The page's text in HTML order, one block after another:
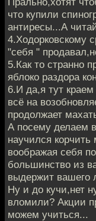
что купили
антиресы...А
4.Ходорковскому
"себя "
5.Как то странно
яблоко раздора
6.И да,я тут
всё на
продолжает
А посему делаем
научился корчить
воображая себя
большинство из
выдержит вашего
Ну и до кучи,нет
вломили? Акции
можем учиться...